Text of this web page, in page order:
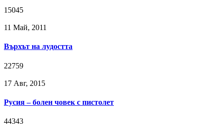
15045
11 Май, 2011
Върхът на лудостта
22759
17 Авг, 2015
Русия – болен човек с пистолет
44343